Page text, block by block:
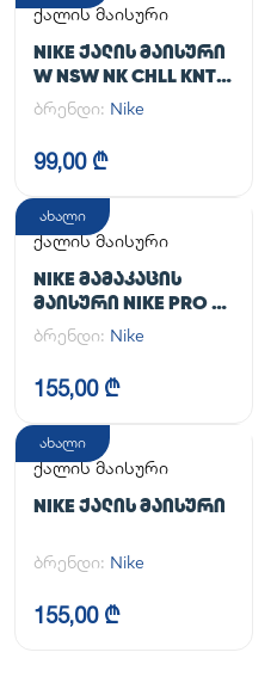
ქალის მაისური
NIKE ᲥᲐᲚᲘᲡ ᲛᲐᲘᲡᲣᲠᲘ
W NSW NK CHLL KNT
MD CRP
ბრენდი: Nike
99,00 ₾
ახალი
ქალის მაისური
NIKE ᲛᲐᲛᲐᲙᲐᲪᲘᲡ
ᲛᲐᲘᲡᲣᲠᲘ NIKE PRO DF
365 CROP LS
ბრენდი: Nike
155,00 ₾
ახალი
ქალის მაისური
NIKE ᲥᲐᲚᲘᲡ ᲛᲐᲘᲡᲣᲠᲘ
ბრენდი: Nike
155,00 ₾